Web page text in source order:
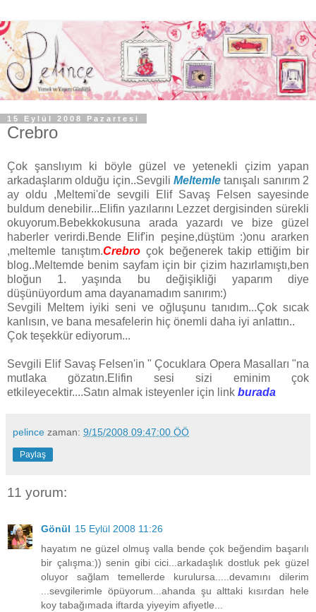
15 Eylül 2008 Pazartesi
Crebro
Çok şanslıyım ki böyle güzel ve yetenekli çizim yapan
arkadaşlarım olduğu için..Sevgili Meltemle tanışalı sanırım 2
ay oldu ,Meltemi'de sevgili Elif Savaş Felsen sayesinde
buldum denebilir...Elifin yazılarını Lezzet dergisinden sürekli
okuyorum.Bebekkokusuna arada yazardı ve bize güzel
haberler verirdi.Bende Elif'in peşine,düştüm :)onu ararken
,meltemle tanıştım.Crebroçok beğenerek takip ettiğim bir
blog..Meltemde benim sayfam için bir çizim hazırlamıştı,ben
bloğun 1. yaşında bu değişikliği yaparım diye
düşünüyordum ama dayanamadım sanırım:)
Sevgili Meltem iyiki seni ve oğluşunu tanıdım...Çok sıcak
kanlısın, ve bana mesafelerin hiç önemli daha iyi anlattın..
Çok teşekkür ediyorum...
Sevgili Elif Savaş Felsen'in " Çocuklara Opera Masalları "na
mutlaka gözatın.Elifin sesi sizi eminim çok
etkileyecektir....Satın almak isteyenler için link burada
pelince zaman: 9/15/2008 09:47:00 ÖÖ
Paylaş
11 yorum:
Gönül 15 Eylül 2008 11:26
hayatım ne güzel olmuş valla bende çok beğendim başarılı
bir çalışma:)) senin gibi cici...arkadaşlık dostluk pek güzel
oluyor sağlam temellerde kurulursa.....devamını dilerim
...sevgilerimle öpüyorum...ahanda şu alttaki kısırdan hele
koy tabağımada iftarda yiyeyim afiyetle...